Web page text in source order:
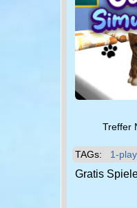
Treffer
TAGs: 1-
Gratis